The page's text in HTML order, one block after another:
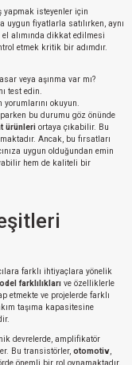
yapmak isteyenler için
fiyatlarla satılırken, aynı
alımında dikkat edilmesi
etmek kritik bir adımdır.
veya aşınma var mı?
test edin.
yorumlarını okuyun.
bu durumu göz önünde
ürünleri ortaya çıkabilir. Bu
Ancak, bu fırsatları
uygun olduğundan emin
hem de kaliteli bir
farklı ihtiyaçlara yönelik
farklılıkları ve özelliklerle
etmekte ve projelerde farklı
taşıma kapasitesine
devrelerde, amplifikatör
Bu transistörler, otomotiv,